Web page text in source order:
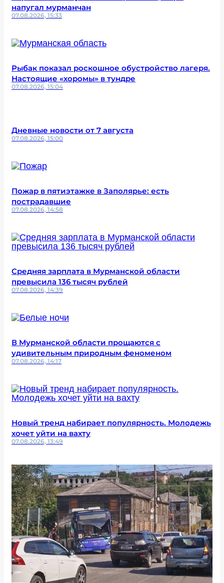
напугал мурманчан
07.08.2026, 15:33
Рыбак показал роскошное обустройство лагеря.
Настоящие «хоромы» в тундре
07.08.2026, 15:04
Дневные новости от 7 августа
07.08.2026, 15:00
Пожар в пятиэтажке в Заполярье: есть
пострадавшие
07.08.2026, 14:58
Средняя зарплата в Мурманской области
превысила 136 тысяч рублей
07.08.2026, 14:39
В Мурманской области прощаются с
удивительным природным феноменом
07.08.2026, 14:17
Новый тренд набирает популярность. Молодежь
хочет уйти на вахту
07.08.2026, 13:49